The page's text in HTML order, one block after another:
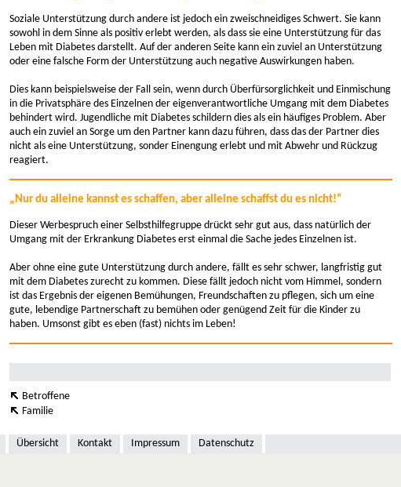
Soziale Unterstützung durch andere ist jedoch ein zweischneidiges Schwert. Sie kann
sowohl in dem Sinne als positiv erlebt werden, als dass sie eine Unterstützung für das
Leben mit Diabetes darstellt. Auf der anderen Seite kann ein zuviel an Unterstützung
oder eine falsche Form der Unterstützung auch negative Auswirkungen haben.
Dies kann beispielsweise der Fall sein, wenn durch Überfürsorglichkeit und Einmischung
in die Privatsphäre des Einzelnen der eigenverantwortliche Umgang mit dem Diabetes
behindert wird. Jugendliche mit Diabetes schildern dies als ein häufiges Problem. Aber
auch ein zuviel an Sorge um den Partner kann dazu führen, dass das der Partner dies
nicht als eine Unterstützung, sonder Einengung erlebt und mit Abwehr und Rückzug
reagiert.
„Nur du alleine kannst es schaffen, aber alleine schaffst du es nicht!“
Dieser Werbespruch einer Selbsthilfegruppe drückt sehr gut aus, dass natürlich der
Umgang mit der Erkrankung Diabetes erst einmal die Sache jedes Einzelnen ist.
Aber ohne eine gute Unterstützung durch andere, fällt es sehr schwer, langfristig gut
mit dem Diabetes zurecht zu kommen. Diese fällt jedoch nicht vom Himmel, sondern
ist das Ergebnis der eigenen Bemühungen, Freundschaften zu pflegen, sich um eine
gute, lebendige Partnerschaft zu bemühen oder genügend Zeit für die Kinder zu
haben. Umsonst gibt es eben (fast) nichts im Leben!
Betroffene
Familie
Übersicht Kontakt Impressum Datenschutz